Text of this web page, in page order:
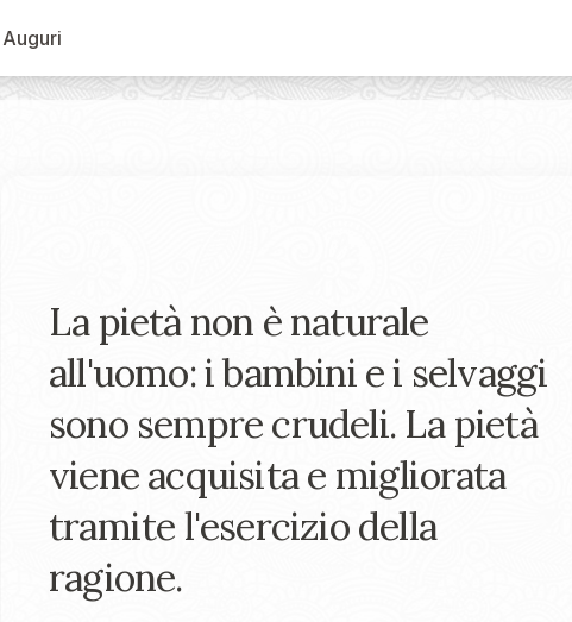
Auguri
La pietà non è naturale
all'uomo: i bambini e i selvaggi
sono sempre crudeli. La pietà
viene acquisita e migliorata
tramite l'esercizio della
ragione.